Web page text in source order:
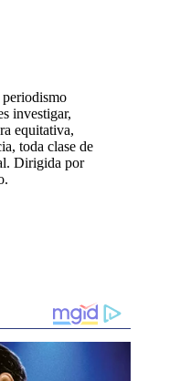
investigar,
equitativa,
toda clase de
Dirigida por